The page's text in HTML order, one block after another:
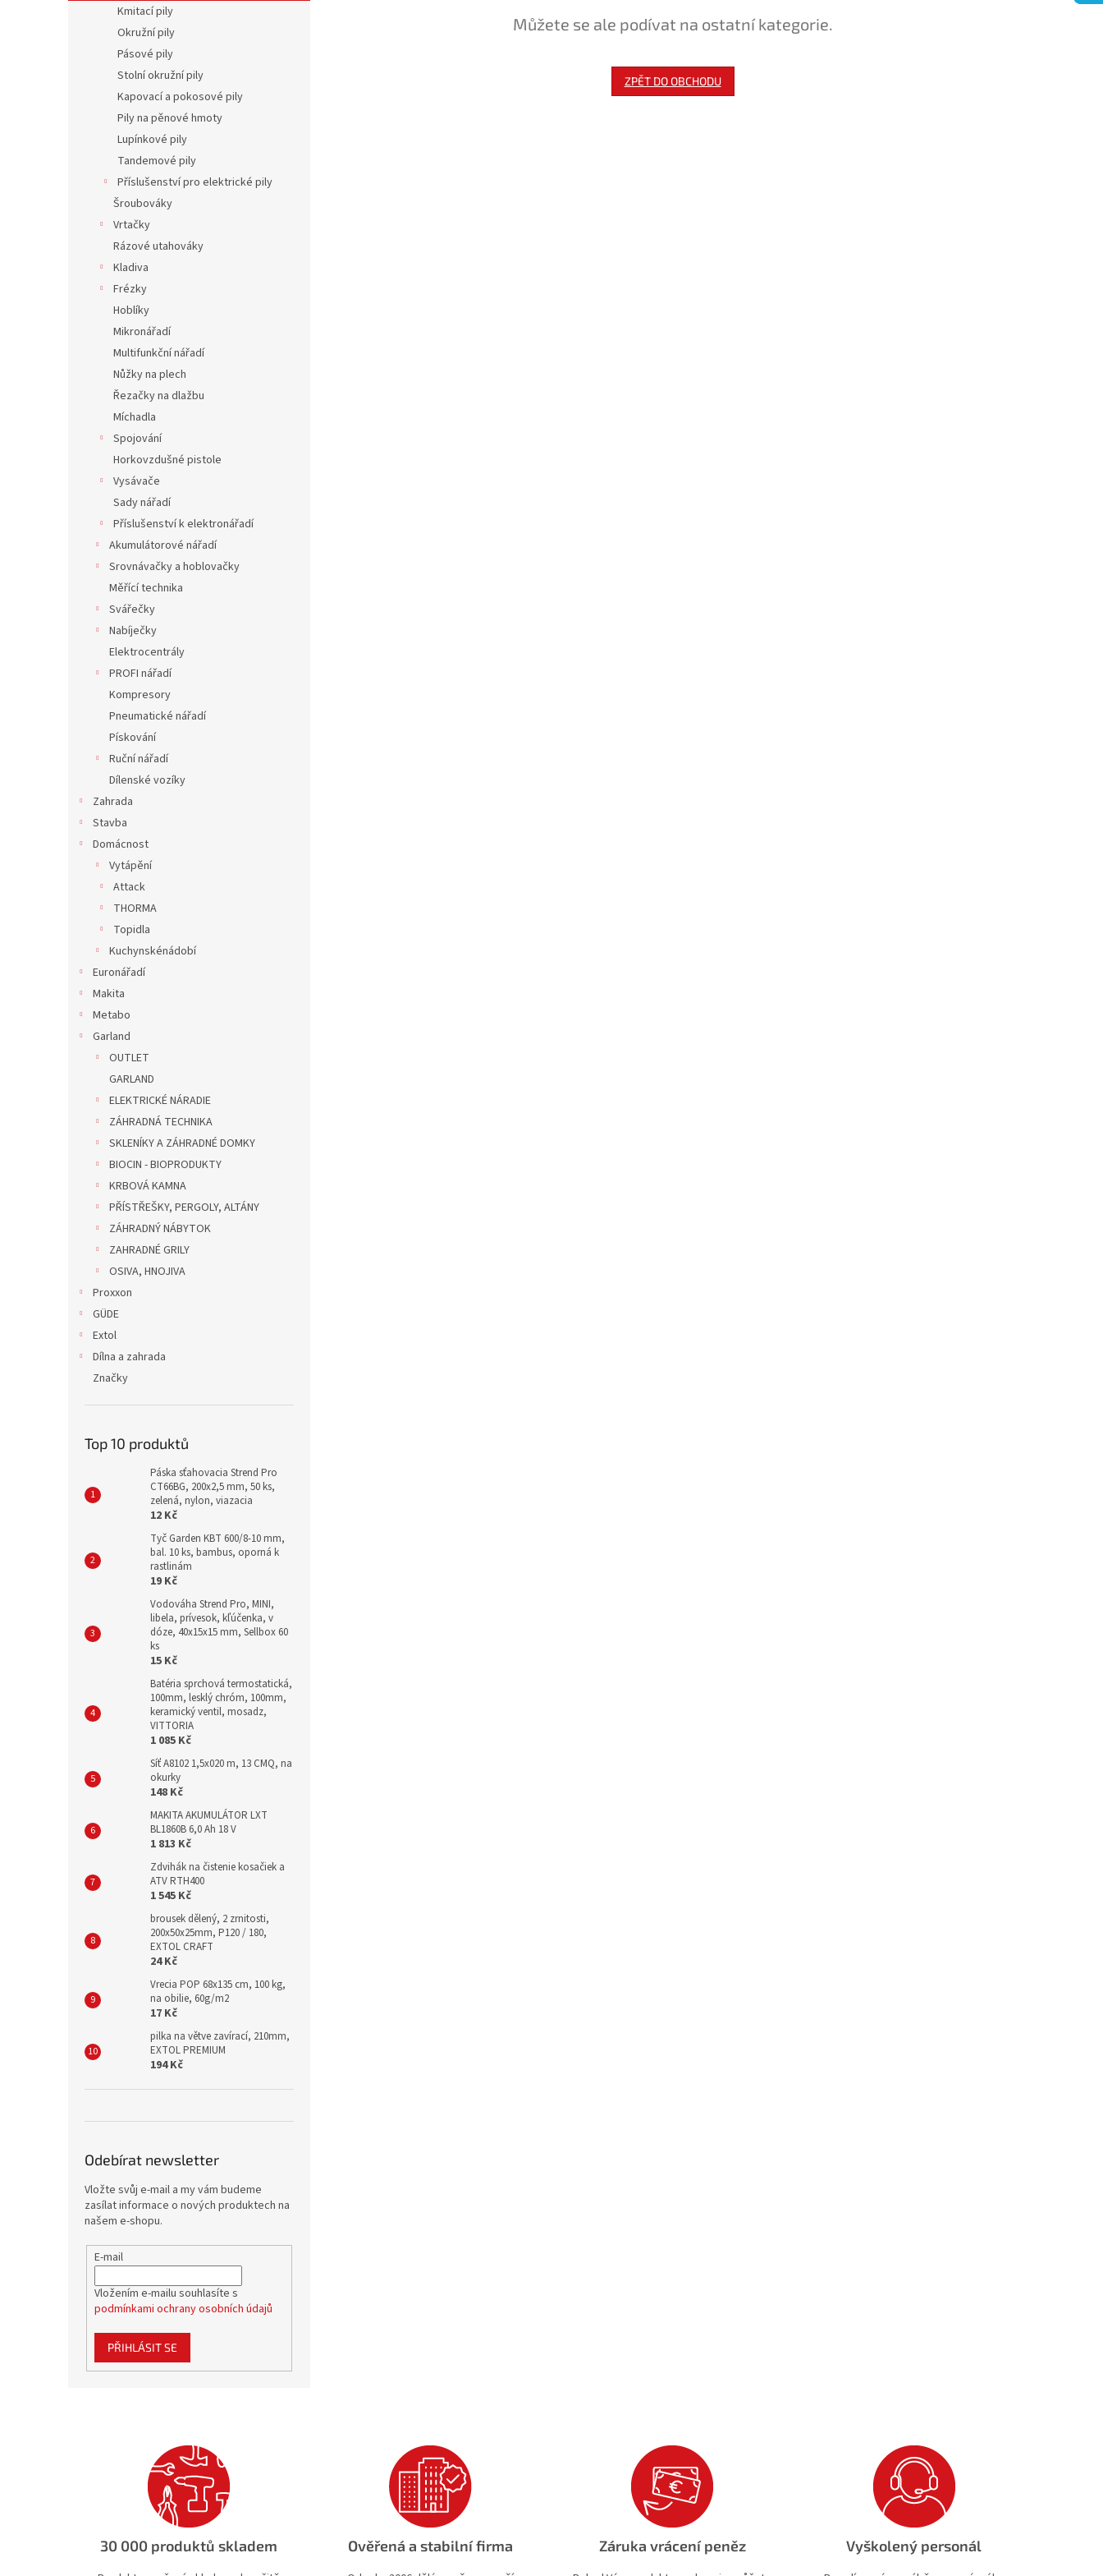
Kmitací pily
Okružní pily
Pásové pily
Stolní okružní pily
Kapovací a pokosové pily
Pily na pěnové hmoty
Lupínkové pily
Tandemové pily
Příslušenství pro elektrické pily
Šroubováky
Vrtačky
Rázové utahováky
Kladiva
Frézky
Hoblíky
Mikronářadí
Multifunkční nářadí
Nůžky na plech
Řezačky na dlažbu
Míchadla
Spojování
Horkovzdušné pistole
Vysávače
Sady nářadí
Příslušenství k elektronářadí
Akumulátorové nářadí
Srovnávačky a hoblovačky
Měřící technika
Svářečky
Nabíječky
Elektrocentrály
PROFI nářadí
Kompresory
Pneumatické nářadí
Pískování
Ruční nářadí
Dílenské vozíky
Zahrada
Stavba
Domácnost
Vytápění
Attack
THORMA
Topidla
Kuchynskénádobí
Euronářadí
Makita
Metabo
Garland
OUTLET
GARLAND
ELEKTRICKÉ NÁRADIE
ZÁHRADNÁ TECHNIKA
SKLENÍKY A ZÁHRADNÉ DOMKY
BIOCIN - BIOPRODUKTY
KRBOVÁ KAMNA
PŘÍSTŘEŠKY, PERGOLY, ALTÁNY
ZÁHRADNÝ NÁBYTOK
ZAHRADNÉ GRILY
OSIVA, HNOJIVA
Proxxon
GÜDE
Extol
Dílna a zahrada
Značky
Top 10 produktů
Páska sťahovacia Strend Pro
CT66BG, 200x2,5 mm, 50 ks,
zelená, nylon, viazacia
12 Kč
Tyč Garden KBT 600/8-10 mm,
bal. 10 ks, bambus, oporná k
rastlinám
19 Kč
Vodováha Strend Pro, MINI,
libela, prívesok, kľúčenka, v
dóze, 40x15x15 mm, Sellbox 60
ks
15 Kč
Batéria sprchová termostatická,
100mm, lesklý chróm, 100mm,
keramický ventil, mosadz,
VITTORIA
1 085 Kč
Síť A8102 1,5x020 m, 13 CMQ, na
okurky
148 Kč
MAKITA AKUMULÁTOR LXT
BL1860B 6,0 Ah 18 V
1 813 Kč
Zdvihák na čistenie kosačiek a
ATV RTH400
1 545 Kč
brousek dělený, 2 zrnitosti,
200x50x25mm, P120 / 180,
EXTOL CRAFT
24 Kč
Vrecia POP 68x135 cm, 100 kg,
na obilie, 60g/m2
17 Kč
pilka na větve zavírací, 210mm,
EXTOL PREMIUM
194 Kč
Odebírat newsletter
Vložte svůj e-mail a my vám budeme
zasílat informace o nových produktech na
našem e-shopu.
E-mail
Vložením e-mailu souhlasíte s
podmínkami ochrany osobních údajů
PŘIHLÁSIT SE
Můžete se ale podívat na ostatní kategorie.
ZPĚT DO OBCHODU
30 000 produktů skladem Ověřená a stabilní firma Záruka vrácení peněz Vyškolený personál